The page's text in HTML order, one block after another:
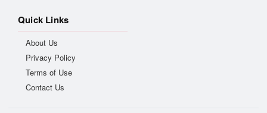
Quick Links
About Us
Privacy Policy
Terms of Use
Contact Us